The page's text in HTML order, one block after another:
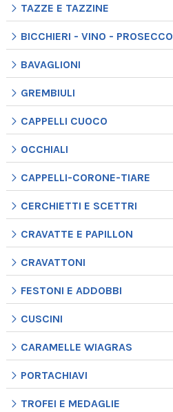
TAZZE E TAZZINE
BICCHIERI - VINO - PROSECCO
BAVAGLIONI
GREMBIULI
CAPPELLI CUOCO
OCCHIALI
CAPPELLI-CORONE-TIARE
CERCHIETTI E SCETTRI
CRAVATTE E PAPILLON
CRAVATTONI
FESTONI E ADDOBBI
CUSCINI
CARAMELLE WIAGRAS
PORTACHIAVI
TROFEI E MEDAGLIE